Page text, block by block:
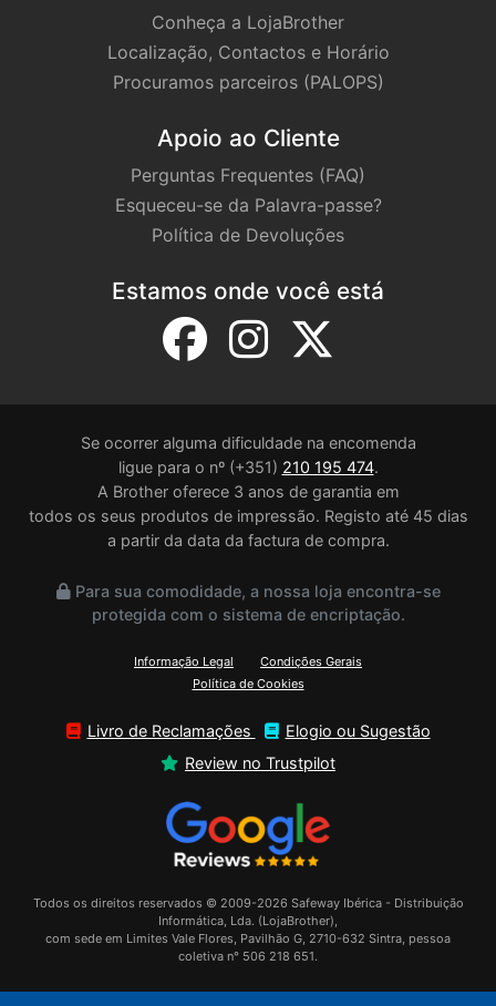
Conheça a LojaBrother
Localização, Contactos e Horário
Procuramos parceiros (PALOPS)
Apoio ao Cliente
Perguntas Frequentes (FAQ)
Esqueceu-se da Palavra-passe?
Política de Devoluções
Estamos onde você está
Se ocorrer alguma dificuldade na encomenda
ligue para o nº (+351) 210 195 474.
A Brother oferece 3 anos de garantia em
todos os seus produtos de impressão. Registo até 45 dias
a partir da data da factura de compra.
Para sua comodidade, a nossa loja encontra-se
protegida com o sistema de encriptação.
Informação Legal
Condições Gerais
Política de Cookies
Livro de Reclamações
Elogio ou Sugestão
Review no Trustpilot
Todos os direitos reservados © 2009-2026 Safeway Ibérica - Distribuição
Informática, Lda. (LojaBrother),
com sede em Limites Vale Flores, Pavilhão G, 2710-632 Sintra, pessoa
coletiva n° 506 218 651.